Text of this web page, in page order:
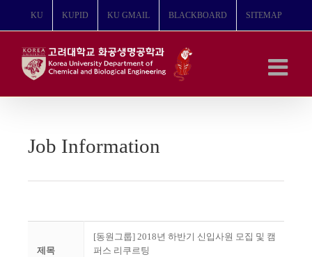
뛰
KU KUPID KU GMAIL BLACKBOARD SITEMAP
Job Information
제목
[동원그룹] 2018년 하반기 신입사원 모집 및 캠
퍼스 리쿠르팅